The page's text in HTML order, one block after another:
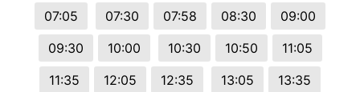
07:05
07:30 07:58 08:30
09:00
09:30
10:00 10:30 10:50
11:05
11:35
12:05 12:35 13:05
13:35